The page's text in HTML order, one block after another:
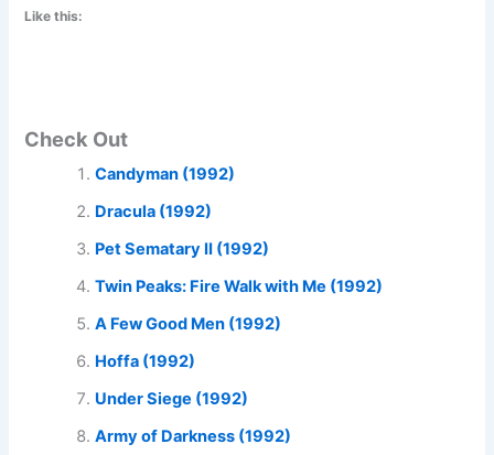
Like this:
Check Out
Candyman (1992)
Dracula (1992)
Pet Sematary II (1992)
Twin Peaks: Fire Walk with Me (1992)
A Few Good Men (1992)
Hoffa (1992)
Under Siege (1992)
Army of Darkness (1992)